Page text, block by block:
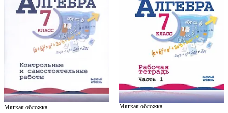
Мягкая обложка Мягкая обложка